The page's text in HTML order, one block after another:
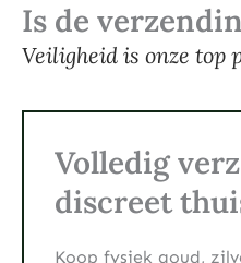
Is de
Veiligheid is onze top
Volledig
discreet
Koop fysiek goud,